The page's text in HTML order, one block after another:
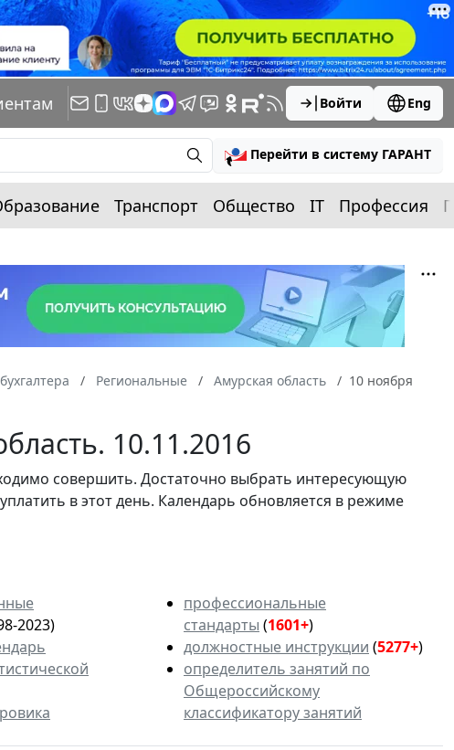
Войти Eng
Перейти в систему ГАРАНТ
Транспорт Общество IT Профессия
Региональные Амурская область
10 ноября
10.11.2016
совершить. Достаточно выбрать интересующую
в этот день. Календарь обновляется в режиме
2023)
профессиональные
стандарты (1601+)
должностные инструкции (5277+)
определитель занятий по
Общероссийскому
классификатору занятий